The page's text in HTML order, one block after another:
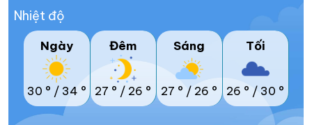
Nhiệt độ
Ngày
30 ° / 34 °
Đêm
27 ° / 26 °
Sáng
27 ° / 26 °
Tối
26 ° / 30 °